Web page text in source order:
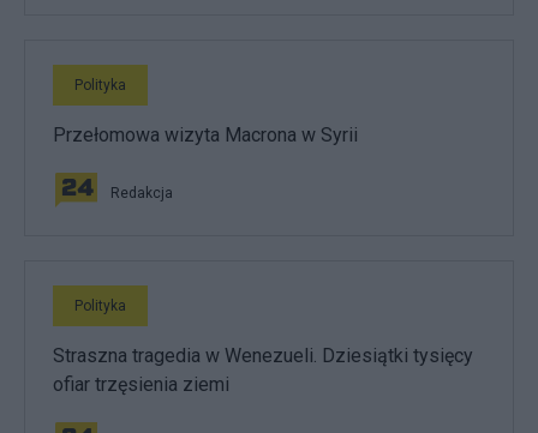
Polityka
Przełomowa wizyta Macrona w Syrii
Redakcja
Polityka
Straszna tragedia w Wenezueli. Dziesiątki tysięcy
ofiar trzęsienia ziemi